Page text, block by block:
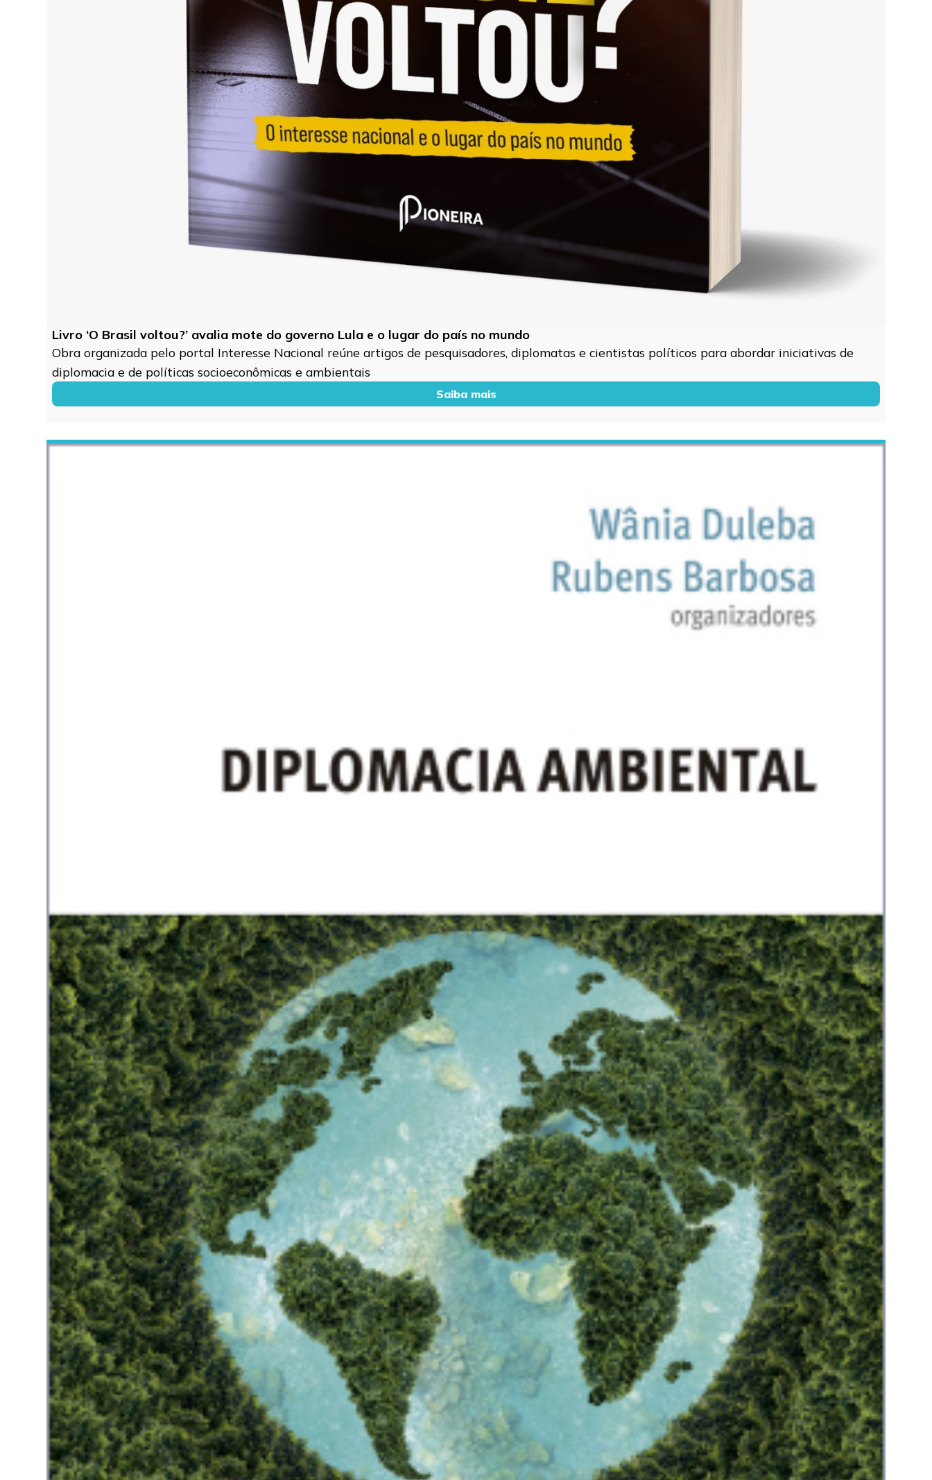
Livro ‘O Brasil voltou?’ avalia mote do governo Lula e o lugar do país no mundo
Obra organizada pelo portal Interesse Nacional reúne artigos de pesquisadores, diplomatas e cientistas políticos para abordar iniciativas de
diplomacia e de políticas socioeconômicas e ambientais
Saiba mais